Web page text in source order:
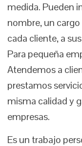
medida. Pueden
nombre, un
cada cliente, a
Para pequeña
Atendemos a
prestamos
misma calidad y
empresas.
Es un trabajo